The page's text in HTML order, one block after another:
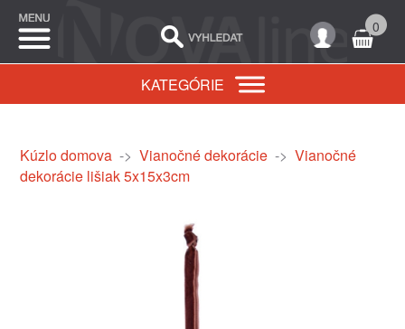
0
KATEGÓRIE
Kúzlo domova-> Vianočné dekorácie-> Vianočné
dekorácie lišiak 5x15x3cm